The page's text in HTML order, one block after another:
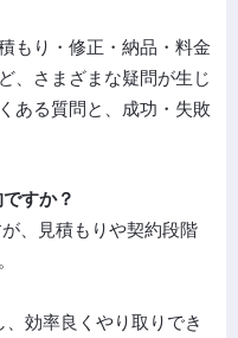
もり・修正・納品・料金
、さまざまな疑問が生じ
ある質問と、成功・失敗
すか？
、見積もりや契約段階
効率良くやり取りでき